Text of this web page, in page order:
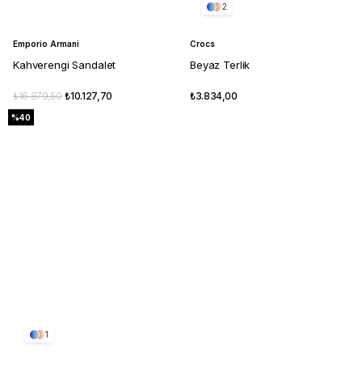
Emporio Armani
Kahverengi Sandalet
₺10.127,70
₺16.879,50
%40
2
Crocs
Beyaz Terlik
₺3.834,00
1